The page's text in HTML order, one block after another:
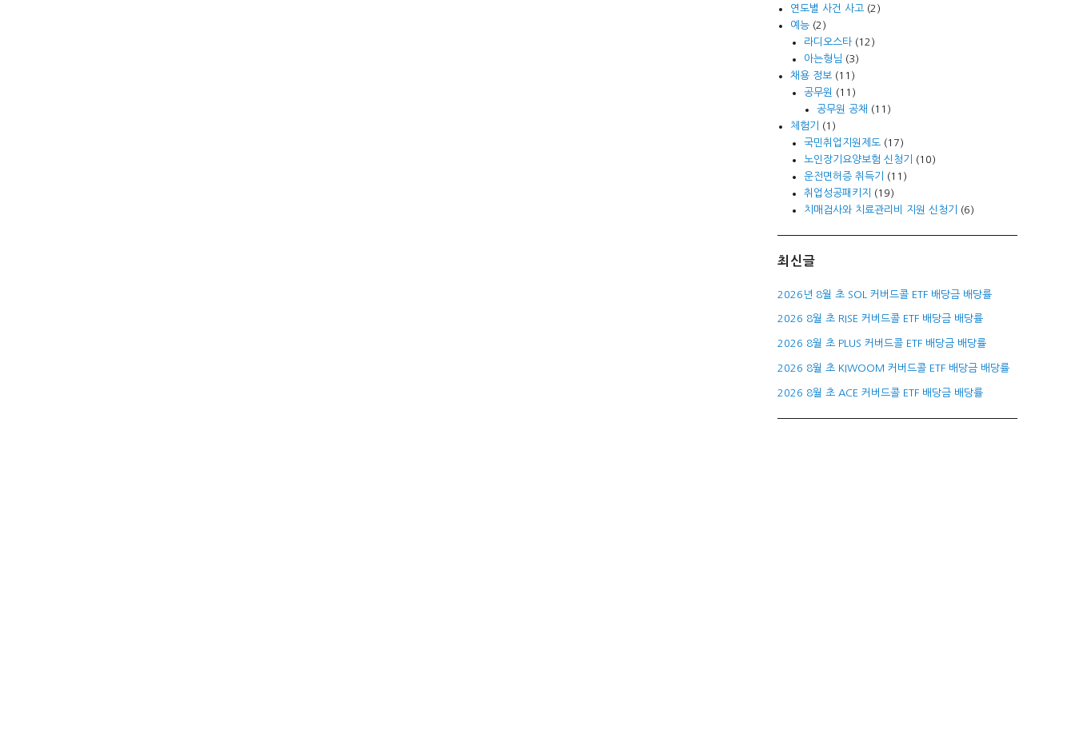
연도별 사건 사고 (2)
예능 (2)
라디오스타(12)
아는형님 (3)
채용 정보 (11)
공무원
(11)
공무원 공채 (11)
체험기
(1)
국민취업지원제도(17)
노인장기요양보험 신청기
(10)
운전면허증 취득기
(11)
취업성공패키지
(19)
치매검사와 치료관리비 지원 신청기
(6)
최신글
2026년 8월 초 SOL 커버드콜 ETF 배당금 배당률
2026 8월 초 RISE 커버드콜 ETF 배당금 배당률
2026 8월 초 PLUS 커버드콜 ETF 배당금 배당률
2026 8월 초 KIWOOM 커버드콜 ETF 배당금 배당률
2026 8월 초 ACE 커버드콜 ETF 배당금 배당률